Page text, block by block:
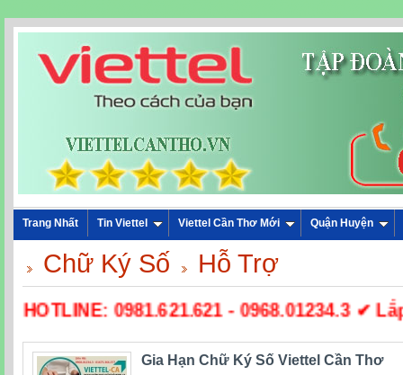
Trang Nhất Tin Viettel Viettel Cần Thơ Mới Quận Huyện
Chữ Ký Số Hỗ Trợ
HOTLINE: 0981.621.621 - 0968.01234.3 ✔
Gia Hạn Chữ Ký Số Viettel Cần Thơ